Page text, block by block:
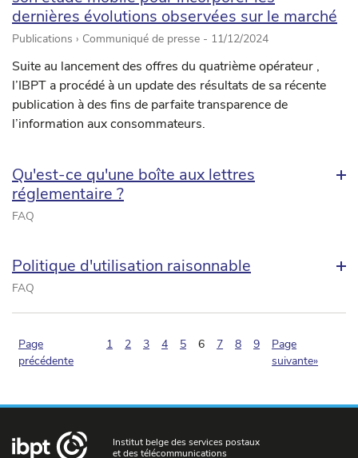
dernières évolutions observées sur le marché
Publications › Communiqué de presse - 11/12/2024
Suite au lancement des offres du quatrième opérateur ,
l’IBPT a procédé à un update des résultats de sa récente
publication à des fins de parfaite transparence de
l’information aux consommateurs.
Qu'est-ce qu'une boîte aux lettres
réglementaire ?
FAQ
Politique d'utilisation raisonnable
FAQ
Page
précédente
1 2 3 4 5 6(pagination.current)
7 8 9
Page
suivante»
Institut belge des services postaux
et des télécommunications